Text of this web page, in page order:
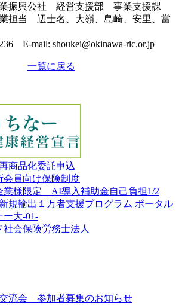
業振興公社 経営支援部 事業支援課
担当 辺士名、大嶺、島崎、安里、當
E-mail: shoukei@okinawa-ric.or.jp
一覧に戻る